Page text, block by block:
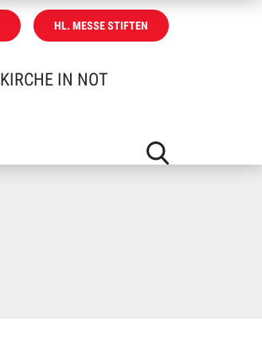
HL. MESSE STIFTEN
KIRCHE IN NOT